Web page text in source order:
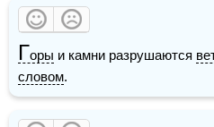
Горы и камни разрушаются
словом.